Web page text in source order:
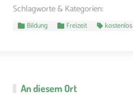
Schlagworte & Kategorien:
Bildung Freizeit kostenlos
An diesem Ort